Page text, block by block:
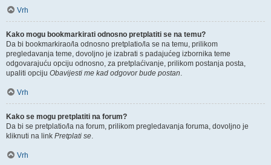
Vrh
Kako mogu bookmarkirati odnosno pretplatiti se na temu?
Da bi bookmarkirao/la odnosno pretplatio/la se na temu, prilikom
pregledavanja teme, dovoljno je izabrati s padajućeg izbornika teme
odgovarajuću opciju odnosno, za pretplaćivanje, prilikom postanja posta,
upaliti opciju Obavijesti me kad odgovor bude postan.
Vrh
Kako se mogu pretplatiti na forum?
Da bi se pretplatio/la na forum, prilikom pregledavanja foruma, dovoljno je
kliknuti na link Pretplati se.
Vrh